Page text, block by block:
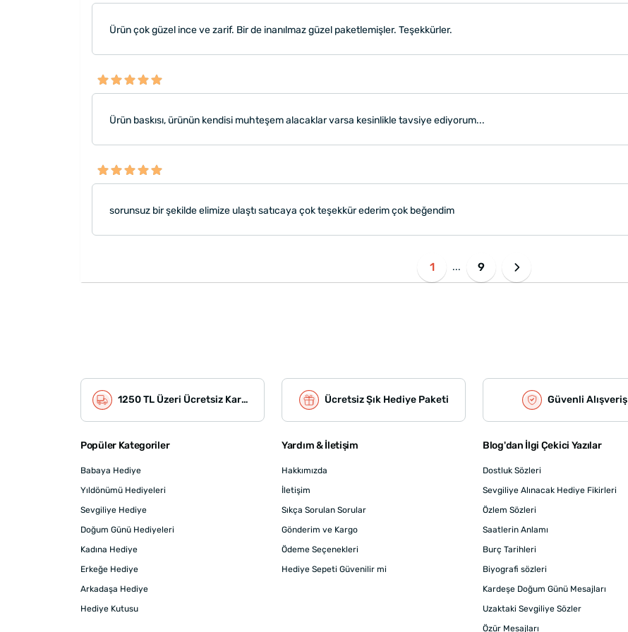
Ürün çok güzel ince ve zarif. Bir de inanılmaz güzel paketlemişler. Teşekkürler.
Ürün baskısı, ürünün kendisi muhteşem alacaklar varsa kesinlikle tavsiye ediyorum...
sorunsuz bir şekilde elimize ulaştı satıcaya çok teşekkür ederim çok beğendim
1 ... 9
1250 TL Üzeri Ücretsiz Kargo Ücretsiz Şık Hediye Paketi Güvenli Alışveriş
Popüler Kategoriler
Babaya Hediye
Yıldönümü Hediyeleri
Sevgiliye Hediye
Doğum Günü Hediyeleri
Kadına Hediye
Erkeğe Hediye
Arkadaşa Hediye
Hediye Kutusu
Yardım & İletişim
Hakkımızda
İletişim
Sıkça Sorulan Sorular
Gönderim ve Kargo
Ödeme Seçenekleri
Hediye Sepeti Güvenilir mi
Blog'dan İlgi Çekici Yazılar
Dostluk Sözleri
Sevgiliye Alınacak Hediye Fikirleri
Özlem Sözleri
Saatlerin Anlamı
Burç Tarihleri
Biyografi sözleri
Kardeşe Doğum Günü Mesajları
Uzaktaki Sevgiliye Sözler
Özür Mesajları